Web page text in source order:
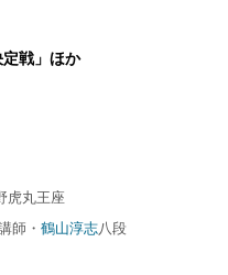
戦」ほか
虎丸王座
師・ 鶴山淳志八段